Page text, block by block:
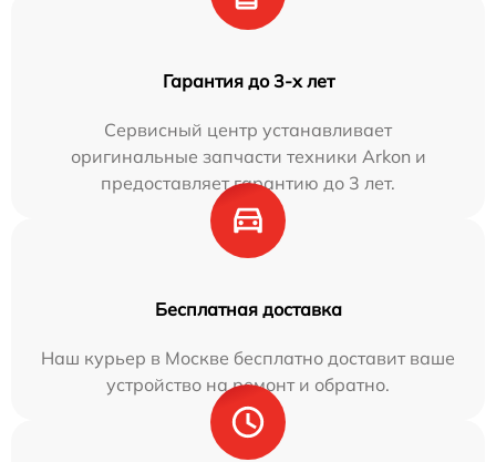
Гарантия до 3-х лет
Сервисный центр устанавливает
оригинальные запчасти техники Arkon и
предоставляет гарантию до 3 лет.
Бесплатная доставка
Наш курьер в Москве бесплатно доставит ваше
устройство на ремонт и обратно.